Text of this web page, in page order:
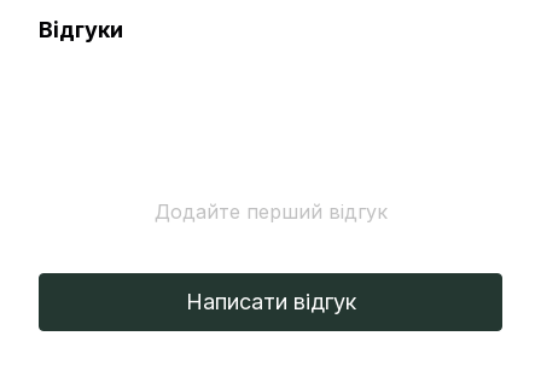
Відгуки
Додайте перший відгук
Написати відгук